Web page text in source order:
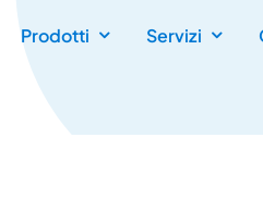
Prodotti Servizi